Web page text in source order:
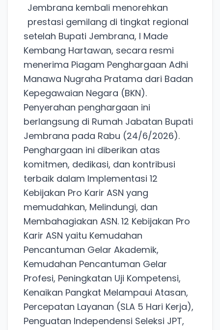
Jembrana kembali menorehkan
prestasi gemilang di tingkat regional
setelah Bupati Jembrana, I Made
Kembang Hartawan, secara resmi
menerima Piagam Penghargaan Adhi
Manawa Nugraha Pratama dari Badan
Kepegawaian Negara (BKN).
Penyerahan penghargaan ini
berlangsung di Rumah Jabatan Bupati
Jembrana pada Rabu (24/6/2026).
Penghargaan ini diberikan atas
komitmen, dedikasi, dan kontribusi
terbaik dalam Implementasi 12
Kebijakan Pro Karir ASN yang
memudahkan, Melindungi, dan
Membahagiakan ASN. 12 Kebijakan Pro
Karir ASN yaitu Kemudahan
Pencantuman Gelar Akademik,
Kemudahan Pencantuman Gelar
Profesi, Peningkatan Uji Kompetensi,
Kenaikan Pangkat Melampaui Atasan,
Percepatan Layanan (SLA 5 Hari Kerja),
Penguatan Independensi Seleksi JPT,